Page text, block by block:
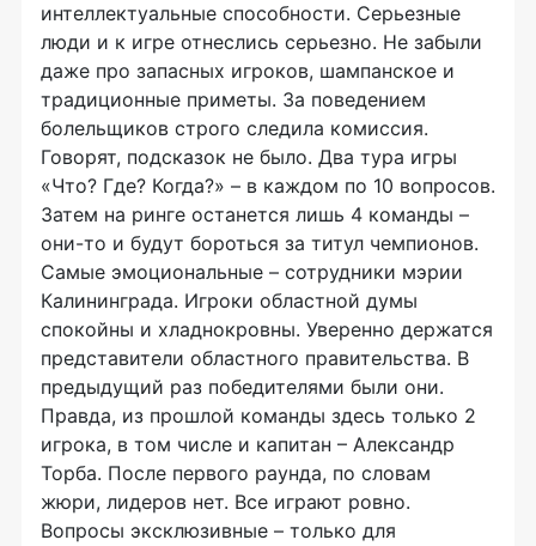
интеллектуальные способности. Серьезные
люди и к игре отнеслись серьезно. Не забыли
даже про запасных игроков, шампанское и
традиционные приметы. За поведением
болельщиков строго следила комиссия.
Говорят, подсказок не было. Два тура игры
«Что? Где? Когда?» – в каждом по 10 вопросов.
Затем на ринге останется лишь 4 команды –
они-то и будут бороться за титул чемпионов.
Самые эмоциональные – сотрудники мэрии
Калининграда. Игроки областной думы
спокойны и хладнокровны. Уверенно держатся
представители областного правительства. В
предыдущий раз победителями были они.
Правда, из прошлой команды здесь только 2
игрока, в том числе и капитан – Александр
Торба. После первого раунда, по словам
жюри, лидеров нет. Все играют ровно.
Вопросы эксклюзивные – только для